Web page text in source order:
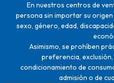
En nuestros centros de
persona sin importar su
sexo, género, edad,
Asimismo, se prohíben
preferencia,
condicionamiento de
admisión o de